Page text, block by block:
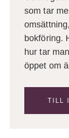
som tar
bokföring.
hur tar
öppet om
TILL